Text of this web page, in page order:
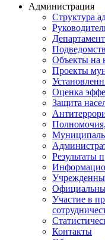
Администрация
Структура
Объекты на
Проекты
Оценка
Защита
Результаты
Участие в
Контакты